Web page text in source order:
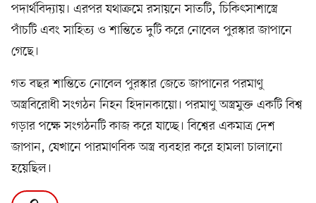
পদার্থবিদ্যায়। এরপর যথাক্রমে রসায়নে সাতটি, চিকিৎসাশাস্ত্রে
পাঁচটি এবং সাহিত্য ও শান্তিতে দুটি করে নোবেল পুরস্কার জাপানে
গেছে।
গত বছর শান্তিতে নোবেল পুরস্কার জেতে জাপানের পরমাণু
অস্ত্রবিরোধী সংগঠন নিহন হিদানকায়ো। পরমাণু অস্ত্রমুক্ত একটি বিশ্ব
গড়ার পক্ষে সংগঠনটি কাজ করে যাচ্ছে। বিশ্বের একমাত্র দেশ
জাপান, যেখানে পারমাণবিক অস্ত্র ব্যবহার করে হামলা চালানো
হয়েছিল।